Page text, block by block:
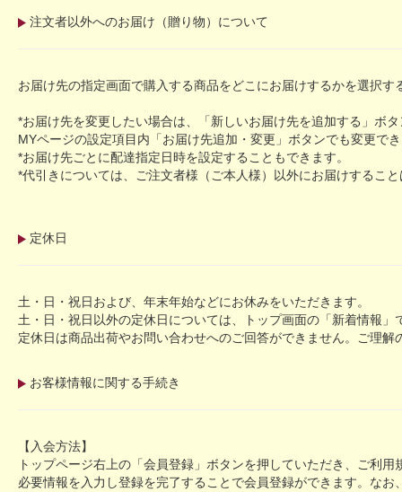
注文者以外へのお届け（贈り物）について
お届け先の指定画面で購入する商品をどこにお届けするかを選択す
*お届け先を変更したい場合は、「新しいお届け先を追加する」ボ
MYページの設定項目内「お届け先追加・変更」ボタンでも変更で
*お届け先ごとに配達指定日時を設定することもできます。
*代引きについては、ご注文者様（ご本人様）以外にお届けするこ
定休日
土・日・祝日および、年末年始などにお休みをいただきます。
土・日・祝日以外の定休日については、トップ画面の「新着情報」
定休日は商品出荷やお問い合わせへのご回答ができません。ご理解
お客様情報に関する手続き
【入会方法】
トップページ右上の「会員登録」ボタンを押していただき、ご利
必要情報を入力し登録を完了することで会員登録ができます。な